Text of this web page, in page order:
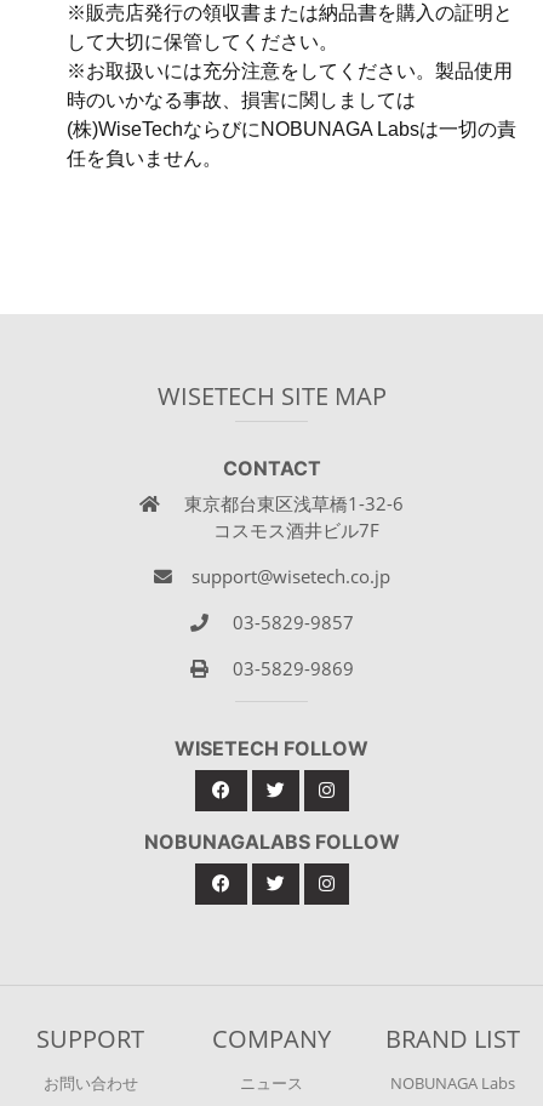
※販売店発行の領収書または納品書を購入の証明と
して大切に保管してください。
※お取扱いには充分注意をしてください。製品使用
時のいかなる事故、損害に関しましては
(株)WiseTechならびにNOBUNAGA Labsは一切の責
任を負いません。
WISETECH SITE MAP
CONTACT
東京都台東区浅草橋1-32-6
コスモス酒井ビル7F
support@wisetech.co.jp
03-5829-9857
03-5829-9869
WISETECH FOLLOW
NOBUNAGALABS FOLLOW
SUPPORT
お問い合わせ
COMPANY
ニュース
BRAND LIST
NOBUNAGA Labs